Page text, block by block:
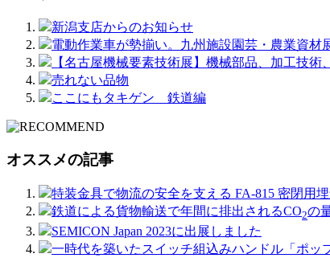
新潟支店からのお知らせ
電動作業車が勢揃い。九州施設園芸・農業資材
【名古屋機械要素技術展】機械部品、加工技術
売れない品物
ここにもタキゲン 鉄道編
オススメの記事
特装金具で物流の安全を支える FA-815 密閉用
鉄道による貨物輸送で年間に排出されるCO2の
SEMICON Japan 2023に出展しました
一時代を築いたスイッチ組込みハンドル「ポッ